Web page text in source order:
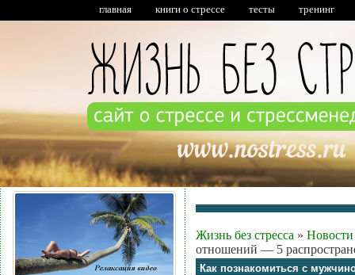
главная книги о стрессе тесты тренинг
Жизнь без стресса »
отношений — 5
Как познакомиться с